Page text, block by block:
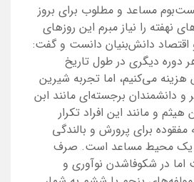
مساعد و مطلوب برای بروز
نهفته را نیاز مبرم این روزهای
اقتصاد دانش‌بنیان دانست و گفت:
دوره دیگری در طول تاریخ
می‌کنیم، اما تجربه شیرین
و دانشمندان برجسته‌ای مانند ابن
و مانند این افراد تکرار
برای پرورش و بالندگی
یک محیط مساعد است. صرف
در شکوفاشدن نوآوری و